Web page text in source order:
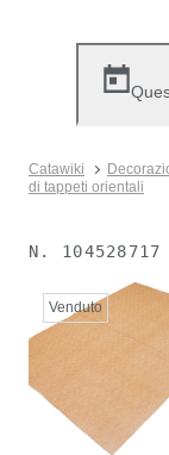
Catawiki
di tappeti orientali
N. 104528717
Venduto